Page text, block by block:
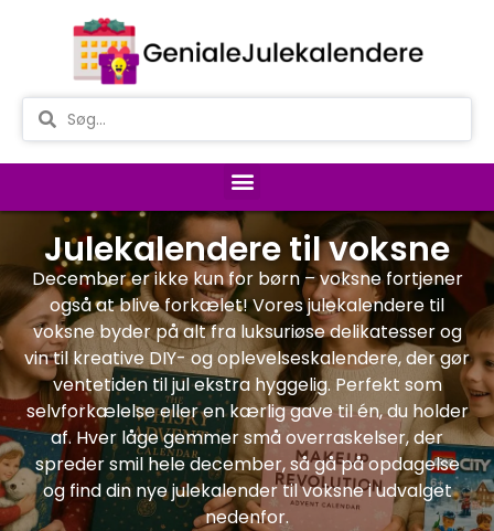
Julekalendere til voksne
December er ikke kun for børn – voksne fortjener
også at blive forkælet! Vores julekalendere til
voksne byder på alt fra luksuriøse delikatesser og
vin til kreative DIY- og oplevelseskalendere, der gør
ventetiden til jul ekstra hyggelig. Perfekt som
selvforkælelse eller en kærlig gave til én, du holder
af. Hver låge gemmer små overraskelser, der
spreder smil hele december, så gå på opdagelse
og find din nye julekalender til voksne i udvalget
nedenfor.